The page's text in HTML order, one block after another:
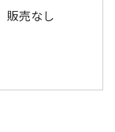
販売なし